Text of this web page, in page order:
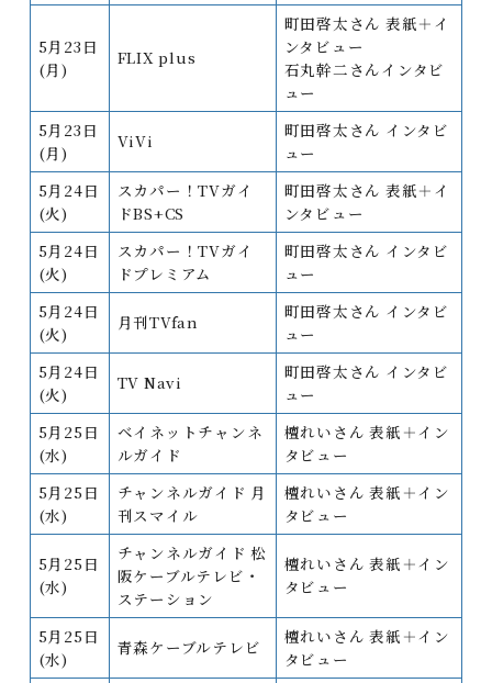
5月23日
(月)
FLIX plus
町田啓太さん 表紙＋イ
ンタビュー
石丸幹二さんインタビ
ュー
5月23日
(月)
ViVi
町田啓太さん インタビ
ュー
5月24日
(火)
スカパー！TVガイ
ドBS+CS
町田啓太さん 表紙＋イ
ンタビュー
5月24日
(火)
スカパー！TVガイ
ドプレミアム
町田啓太さん インタビ
ュー
5月24日
(火)
月刊TVfan
町田啓太さん インタビ
ュー
5月24日
(火)
TV Navi
町田啓太さん インタビ
ュー
5月25日
(水)
ベイネットチャンネ
ルガイド
檀れいさん 表紙＋イン
タビュー
5月25日
(水)
チャンネルガイド 月
刊スマイル
檀れいさん 表紙＋イン
タビュー
5月25日
(水)
チャンネルガイド 松
阪ケーブルテレビ・
ステーション
檀れいさん 表紙＋イン
タビュー
5月25日
(水)
青森ケーブルテレビ
檀れいさん 表紙＋イン
タビュー